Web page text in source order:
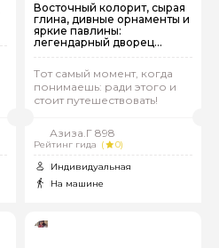
Восточный колорит, сырая
глина, дивные орнаменты и
яркие павлины:
легендарный дворец
Эмира и мастерская
Тот самый момент, когда
понимаешь: ради этого и
стоит путешествовать!
Азиза.Г 898
Рейтинг гида (
0)
Индивидуальная
На машине